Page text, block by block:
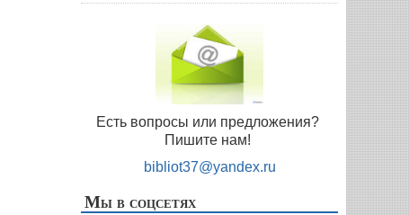
Есть вопросы или предложения?
Пишите нам!
bibliot37@yandex.ru
Мы в соцсетях